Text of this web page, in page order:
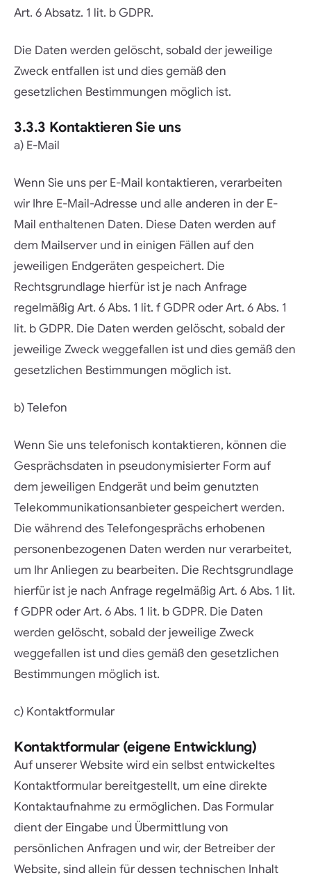
Art. 6 Absatz. 1 lit. b GDPR.
Die Daten werden gelöscht, sobald der jeweilige
Zweck entfallen ist und dies gemäß den
gesetzlichen Bestimmungen möglich ist.
3.3.3 Kontaktieren Sie uns
a) E-Mail
Wenn Sie uns per E-Mail kontaktieren, verarbeiten
wir Ihre E-Mail-Adresse und alle anderen in der E-
Mail enthaltenen Daten. Diese Daten werden auf
dem Mailserver und in einigen Fällen auf den
jeweiligen Endgeräten gespeichert. Die
Rechtsgrundlage hierfür ist je nach Anfrage
regelmäßig Art. 6 Abs. 1 lit. f GDPR oder Art. 6 Abs. 1
lit. b GDPR. Die Daten werden gelöscht, sobald der
jeweilige Zweck weggefallen ist und dies gemäß den
gesetzlichen Bestimmungen möglich ist.
b) Telefon
Wenn Sie uns telefonisch kontaktieren, können die
Gesprächsdaten in pseudonymisierter Form auf
dem jeweiligen Endgerät und beim genutzten
Telekommunikationsanbieter gespeichert werden.
Die während des Telefongesprächs erhobenen
personenbezogenen Daten werden nur verarbeitet,
um Ihr Anliegen zu bearbeiten. Die Rechtsgrundlage
hierfür ist je nach Anfrage regelmäßig Art. 6 Abs. 1 lit.
f GDPR oder Art. 6 Abs. 1 lit. b GDPR. Die Daten
werden gelöscht, sobald der jeweilige Zweck
weggefallen ist und dies gemäß den gesetzlichen
Bestimmungen möglich ist.
c) Kontaktformular
Kontaktformular (eigene Entwicklung)
Auf unserer Website wird ein selbst entwickeltes
Kontaktformular bereitgestellt, um eine direkte
Kontaktaufnahme zu ermöglichen. Das Formular
dient der Eingabe und Übermittlung von
persönlichen Anfragen und wir, der Betreiber der
Website, sind allein für dessen technischen Inhalt